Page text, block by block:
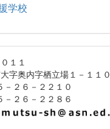
学校
１１
字奥内字栖立場１－１１０
２６－２２１０
２６－２２８６